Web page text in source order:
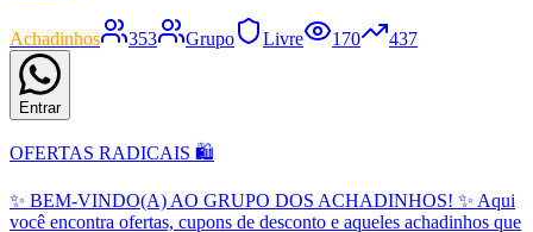
Achadinhos 353 Grupo Livre 170 437
Entrar
OFERTAS RADICAIS 🛍️
✨ BEM-VINDO(A) AO GRUPO DOS ACHADINHOS! ✨ Aqui
você encontra ofertas, cupons de desconto e aqueles achadinhos que